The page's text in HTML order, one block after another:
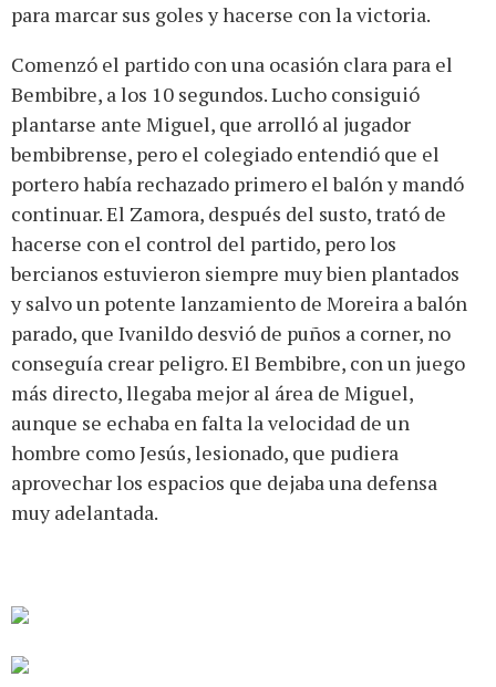
para marcar sus goles y hacerse con la victoria.
Comenzó el partido con una ocasión clara para el
Bembibre, a los 10 segundos. Lucho consiguió
plantarse ante Miguel, que arrolló al jugador
bembibrense, pero el colegiado entendió que el
portero había rechazado primero el balón y mandó
continuar. El Zamora, después del susto, trató de
hacerse con el control del partido, pero los
bercianos estuvieron siempre muy bien plantados
y salvo un potente lanzamiento de Moreira a balón
parado, que Ivanildo desvió de puños a corner, no
conseguía crear peligro. El Bembibre, con un juego
más directo, llegaba mejor al área de Miguel,
aunque se echaba en falta la velocidad de un
hombre como Jesús, lesionado, que pudiera
aprovechar los espacios que dejaba una defensa
muy adelantada.